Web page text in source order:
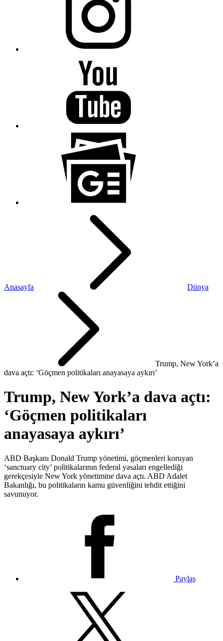
Anasayfa Dünya
Trump, New York’a
dava açtı: ‘Göçmen politikaları anayasaya aykırı’
Trump, New York’a dava açtı:
‘Göçmen politikaları
anayasaya aykırı’
ABD Başkanı Donald Trump yönetimi, göçmenleri koruyan
‘sanctuary city’ politikalarının federal yasaları engellediği
gerekçesiyle New York yönetimine dava açtı. ABD Adalet
Bakanlığı, bu politikaların kamu güvenliğini tehdit ettiğini
savunuyor.
Paylaş